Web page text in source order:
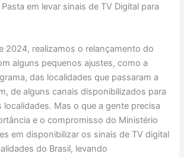
em levar sinais de TV Digital para
2024, realizamos o relançamento do
alguns pequenos ajustes, como a
das localidades que passaram a
de alguns canais disponibilizados para
localidades. Mas o que a gente precisa
e o compromisso do Ministério
em disponibilizar os sinais de TV digital
do Brasil, levando